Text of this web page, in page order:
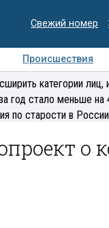
Свежий номер
Происшествия
категории
год стало меньше на
по старости в
о